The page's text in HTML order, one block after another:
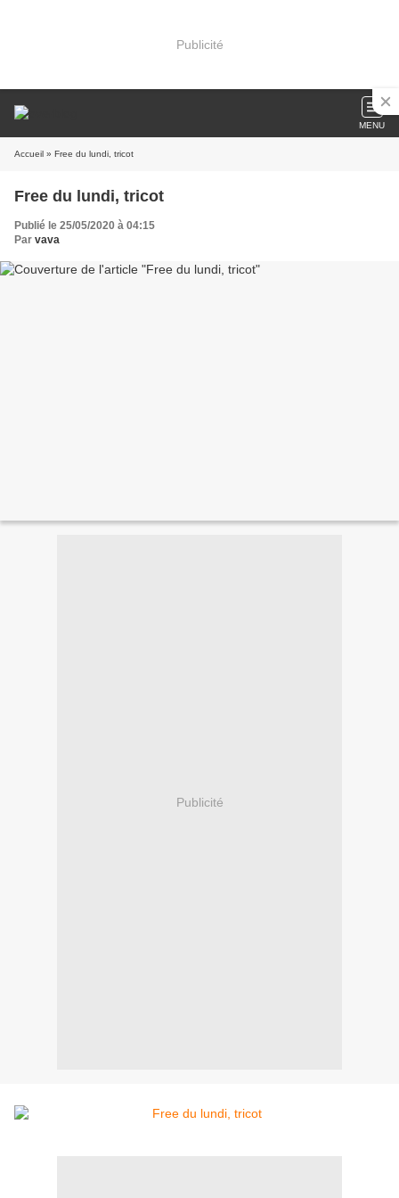
Publicité
MENU
Accueil » Free du lundi, tricot
Free du lundi, tricot
Publié le 25/05/2020 à 04:15
Par vava
Publicité